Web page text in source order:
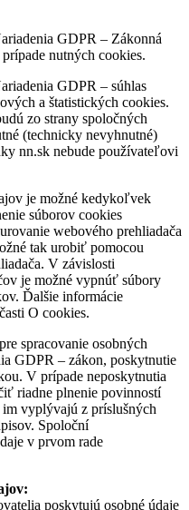
GDPR – Zákonná
nutných cookies.
GDPR – súhlas
a štatistických cookies.
zo strany spoločných
(technicky nevyhnutné)
nn.sk nebude používateľovi
je možné kedykoľvek
súborov cookies
webového prehliadača
tak urobiť pomocou
V závislosti
je možné vypnúť súbory
Ďalšie informácie
O cookies.
spracovanie osobných
GDPR – zákon, poskytnutie
V prípade neposkytnutia
riadne plnenie povinností
vyplývajú z príslušných
Spoloční
v prvom rade
poskytujú osobné údaje